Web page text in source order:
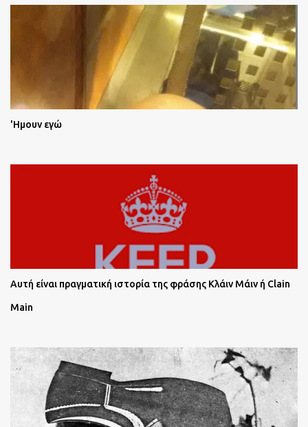
'Ημουν εγώ
Αυτή είναι πραγματική ιστορία της φράσης Κλάιν Μάιν ή Clain
Main